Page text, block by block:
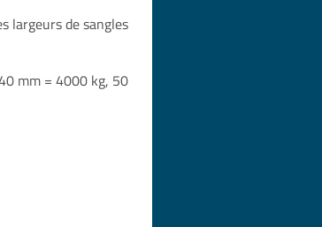
largeurs de sangles
mm = 4000 kg, 50